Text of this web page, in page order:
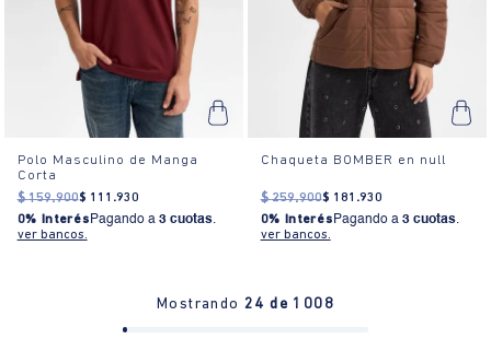
Polo Masculino de Manga
Corta
$ 159.900$ 111 .930
0% Interés Pagando a 3 cuotas.
ver bancos.
Chaqueta BOMBER en null
$ 259.900$ 181 .930
0% Interés Pagando a 3 cuotas.
ver bancos.
Mostrando 24 de 1008